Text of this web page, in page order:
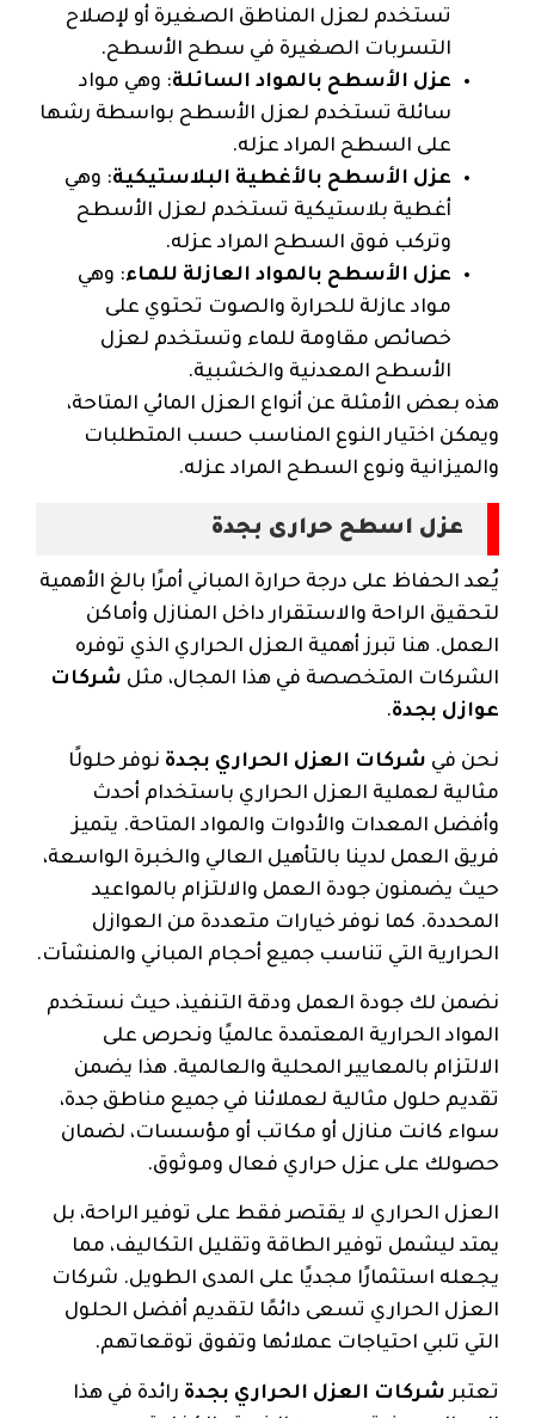
تستخدم لعزل المناطق الصغيرة أو لإصلاح
التسربات الصغيرة في سطح الأسطح.
عزل الأسطح بالمواد السائلة: وهي مواد
سائلة تستخدم لعزل الأسطح بواسطة رشها
على السطح المراد عزله.
عزل الأسطح بالأغطية البلاستيكية: وهي
أغطية بلاستيكية تستخدم لعزل الأسطح
وتركب فوق السطح المراد عزله.
عزل الأسطح بالمواد العازلة للماء: وهي
مواد عازلة للحرارة والصوت تحتوي على
خصائص مقاومة للماء وتستخدم لعزل
الأسطح المعدنية والخشبية.
هذه بعض الأمثلة عن أنواع العزل المائي المتاحة،
ويمكن اختيار النوع المناسب حسب المتطلبات
والميزانية ونوع السطح المراد عزله.
عزل اسطح حرارى بجدة
يُعد الحفاظ على درجة حرارة المباني أمرًا بالغ الأهمية
لتحقيق الراحة والاستقرار داخل المنازل وأماكن
العمل. هنا تبرز أهمية العزل الحراري الذي توفره
الشركات المتخصصة في هذا المجال، مثل شركات
عوازل بجدة.
نحن في شركات العزل الحراري بجدة نوفر حلولًا
مثالية لعملية العزل الحراري باستخدام أحدث
وأفضل المعدات والأدوات والمواد المتاحة. يتميز
فريق العمل لدينا بالتأهيل العالي والخبرة الواسعة،
حيث يضمنون جودة العمل والالتزام بالمواعيد
المحددة. كما نوفر خيارات متعددة من العوازل
الحرارية التي تناسب جميع أحجام المباني والمنشآت.
نضمن لك جودة العمل ودقة التنفيذ، حيث نستخدم
المواد الحرارية المعتمدة عالميًا ونحرص على
الالتزام بالمعايير المحلية والعالمية. هذا يضمن
تقديم حلول مثالية لعملائنا في جميع مناطق جدة،
سواء كانت منازل أو مكاتب أو مؤسسات، لضمان
حصولك على عزل حراري فعال وموثوق.
العزل الحراري لا يقتصر فقط على توفير الراحة، بل
يمتد ليشمل توفير الطاقة وتقليل التكاليف، مما
يجعله استثمارًا مجديًا على المدى الطويل. شركات
العزل الحراري تسعى دائمًا لتقديم أفضل الحلول
التي تلبي احتياجات عملائها وتفوق توقعاتهم.
تعتبرشركات العزل الحراري بجدة رائدة في هذا